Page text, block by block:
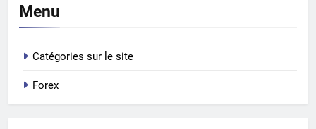
Menu
Catégories sur le site
Forex